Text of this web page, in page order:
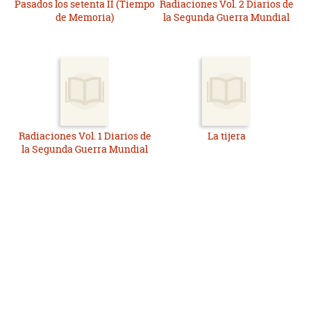
Pasados los setenta II (Tiempo
de Memoria)
Radiaciones Vol. 2 Diarios de
la Segunda Guerra Mundial
Radiaciones Vol. 1 Diarios de
la Segunda Guerra Mundial
La tijera